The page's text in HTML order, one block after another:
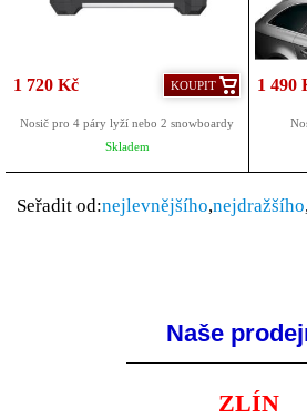
1 720 Kč KOUPIT
Nosič pro 4 páry lyží nebo 2 snowboardy
Skladem
1 490
Seřadit od:nejlevnějšího,nejdražšího
Naše
ZLÍN